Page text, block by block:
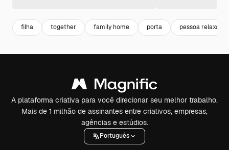
filha together family home porta pessoa relaxada
A plataforma criativa para você direcionar seu melhor trabalho.
Mais de 1 milhão de assinantes entre criativos, empresas,
agências e estúdios.
Português